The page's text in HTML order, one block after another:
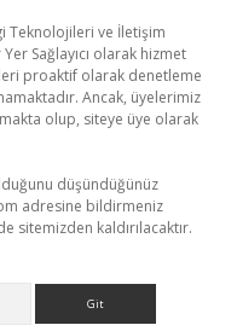
Teknolojileri ve İletişim
Sağlayıcı olarak hizmet
proaktif olarak denetleme
Ancak, üyelerimiz
olup, siteye üye olarak
düşündüğünüz
adresine bildirmeniz
sitemizden kaldırılacaktır.